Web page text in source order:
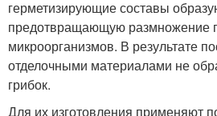
герметизирующие составы
предотвращающую размножение
микроорганизмов. В результате
отделочными материалами не
грибок.
Для их изготовления применяют